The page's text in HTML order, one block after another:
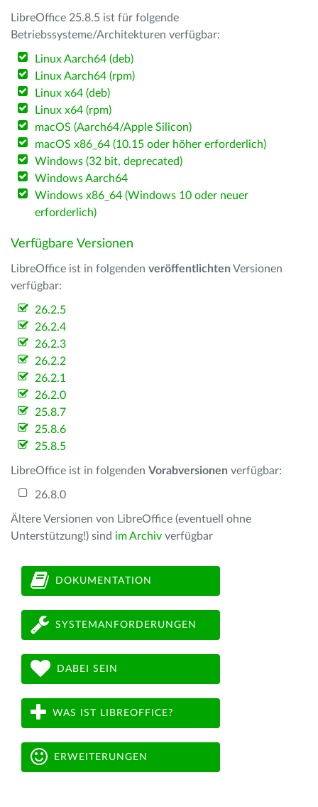
LibreOffice 25.8.5 ist für folgende
Betriebssysteme/Architekturen verfügbar:
Linux Aarch64 (deb)
Linux Aarch64 (rpm)
Linux x64 (deb)
Linux x64 (rpm)
macOS (Aarch64/Apple Silicon)
macOS x86_64 (10.15 oder höher erforderlich)
Windows (32 bit, deprecated)
Windows Aarch64
Windows x86_64 (Windows 10 oder neuer
erforderlich)
Verfügbare Versionen
LibreOffice ist in folgenden veröffentlichten Versionen
verfügbar:
26.2.5
26.2.4
26.2.3
26.2.2
26.2.1
26.2.0
25.8.7
25.8.6
25.8.5
LibreOffice ist in folgenden Vorabversionen verfügbar:
26.8.0
Ältere Versionen von LibreOffice (eventuell ohne
Unterstützung!) sind im Archiv verfügbar
DOKUMENTATION
SYSTEMANFORDERUNGEN
DABEI SEIN
WAS IST LIBREOFFICE?
ERWEITERUNGEN